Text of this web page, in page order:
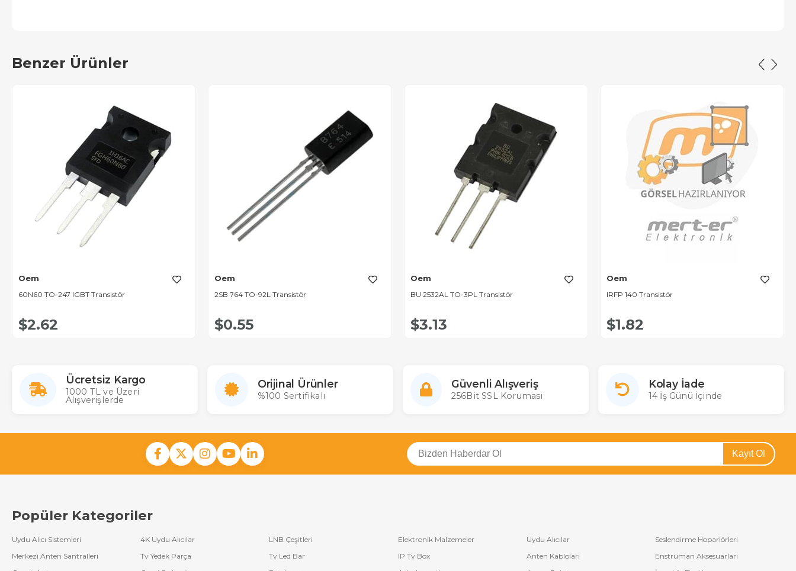
Benzer Ürünler
Oem
60N60 TO-247 IGBT Transistör
$2.62
Oem
2SB 764 TO-92L Transistör
$0.55
Oem
BU 2532AL TO-3PL Transistör
$3.13
Oem
IRFP 140 Transistör
$1.82
Ücretsiz Kargo
1000 TL ve Üzeri
Alışverişlerde
Orijinal Ürünler
%100 Sertifikalı
Güvenli Alışveriş
256Bit SSL Koruması
Kolay İade
14 İş Günü İçinde
Kayıt Ol
Popüler Kategoriler
Uydu Alıcı Sistemleri 4K Uydu Alıcılar LNB Çeşitleri Elektronik Malzemeler Uydu Alıcılar
Seslendirme Hoparlörleri
Merkezi Anten Santralleri
Tv Yedek Parça Tv Led Bar IP Tv Box Anten Kabloları
Enstrüman Aksesuarları